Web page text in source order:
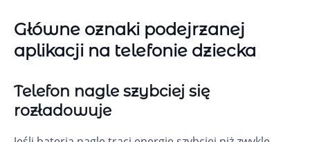
Główne oznaki podejrzanej
aplikacji na telefonie dziecka
Telefon nagle szybciej się
rozładowuje